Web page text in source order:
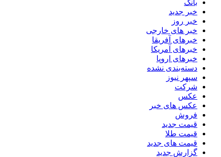
بانک
خبر جدید
خبر روز
خبر های خارجی
خبرهای آفریقا
خبرهای آمریکا
خبرهای اروپا
دسته‌بندی نشده
سپهر نیوز
شرکت
عکس
عکس های خبر
فروش
قیمت جدید
قیمت طلا
قیمت های جدید
گزارش جدید